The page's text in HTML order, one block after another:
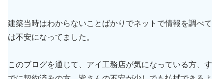
建築当時はわからないことばかりでネットで情報を調べて
は不安になってました。
このブログを通じて、アイ工務店が気になっている方、す